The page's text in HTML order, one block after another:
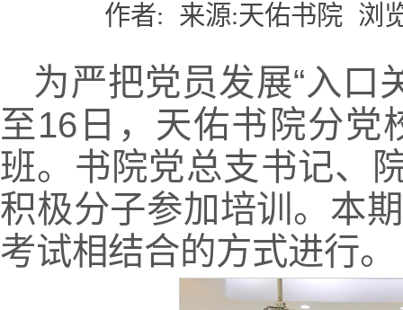
作者: 来源:天佑书院 浏
为严把党员发展“入口
至16日，天佑书院分党
班。书院党总支书记、
积极分子参加培训。本
考试相结合的方式进行。